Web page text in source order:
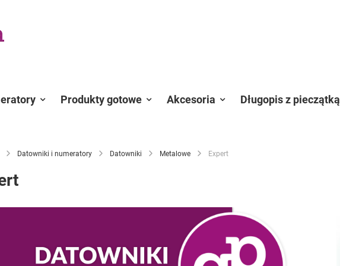
Produkty gotowe Akcesoria Długopis z pieczątką
Datowniki i numeratory Datowniki Metalowe Expert